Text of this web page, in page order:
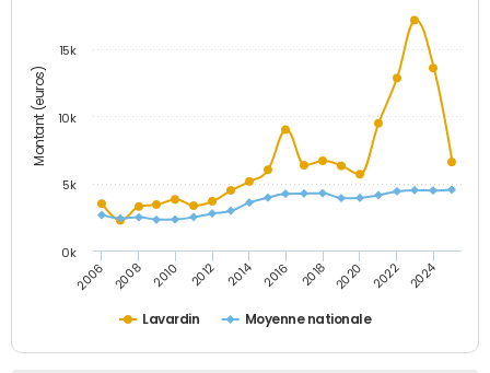
Montant (euros)
Lavardin Moyenne nationale
2006 2008 2010 2012 2014 2016 2018 2020 2022 2024
0k
5k
10k
15k